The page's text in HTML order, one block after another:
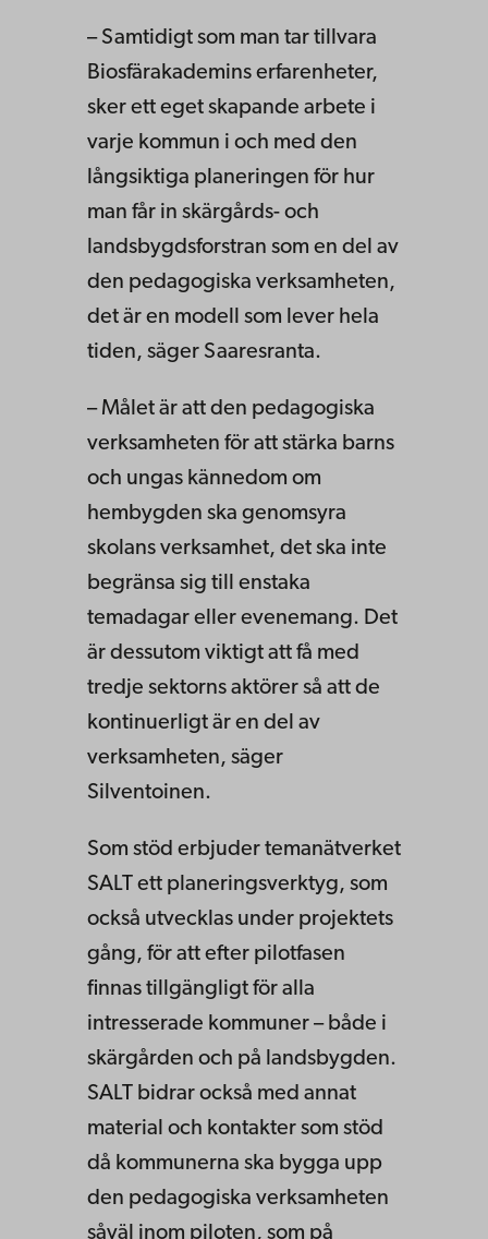
– Samtidigt som man tar tillvara
Biosfärakademins erfarenheter,
sker ett eget skapande arbete i
varje kommun i och med den
långsiktiga planeringen för hur
man får in skärgårds- och
landsbygdsforstran som en del av
den pedagogiska verksamheten,
det är en modell som lever hela
tiden, säger Saaresranta.
– Målet är att den pedagogiska
verksamheten för att stärka barns
och ungas kännedom om
hembygden ska genomsyra
skolans verksamhet, det ska inte
begränsa sig till enstaka
temadagar eller evenemang. Det
är dessutom viktigt att få med
tredje sektorns aktörer så att de
kontinuerligt är en del av
verksamheten, säger
Silventoinen.
Som stöd erbjuder temanätverket
SALT ett planeringsverktyg, som
också utvecklas under projektets
gång, för att efter pilotfasen
finnas tillgängligt för alla
intresserade kommuner – både i
skärgården och på landsbygden.
SALT bidrar också med annat
material och kontakter som stöd
då kommunerna ska bygga upp
den pedagogiska verksamheten
såväl inom piloten, som på